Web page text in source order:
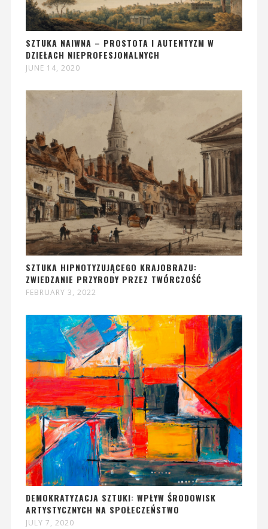
SZTUKA NAIWNA – PROSTOTA I AUTENTYZM W
DZIEŁACH NIEPROFESJONALNYCH
JUNE 14, 2020
SZTUKA HIPNOTYZUJĄCEGO KRAJOBRAZU:
ZWIEDZANIE PRZYRODY PRZEZ TWÓRCZOŚĆ
FEBRUARY 3, 2022
DEMOKRATYZACJA SZTUKI: WPŁYW ŚRODOWISK
ARTYSTYCZNYCH NA SPOŁECZEŃSTWO
JULY 7, 2020